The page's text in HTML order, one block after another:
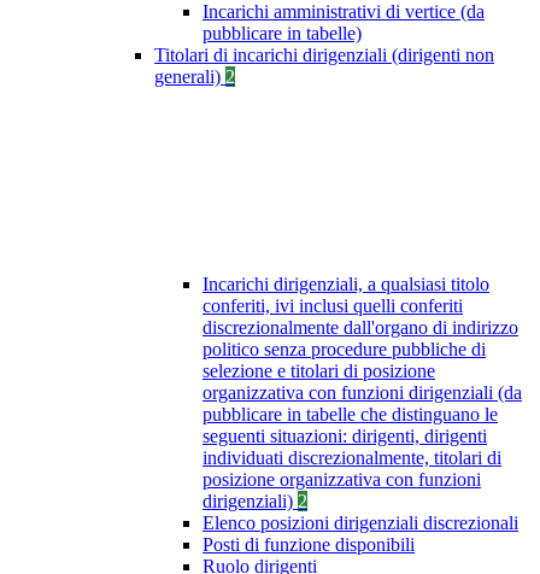
Incarichi amministrativi di vertice (da
pubblicare in tabelle)
Titolari di incarichi dirigenziali (dirigenti non
generali) 2
Incarichi dirigenziali, a qualsiasi titolo
conferiti, ivi inclusi quelli conferiti
discrezionalmente dall'organo di indirizzo
politico senza procedure pubbliche di
selezione e titolari di posizione
organizzativa con funzioni dirigenziali (da
pubblicare in tabelle che distinguano le
seguenti situazioni: dirigenti, dirigenti
individuati discrezionalmente, titolari di
posizione organizzativa con funzioni
dirigenziali) 2
Elenco posizioni dirigenziali discrezionali
Posti di funzione disponibili
Ruolo dirigenti